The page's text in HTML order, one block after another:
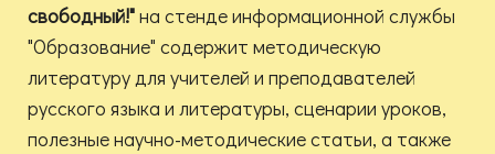
свободный!"на стенде информационной службы
"Образование" содержит методическую
литературу для учителей и преподавателей
русского языка и литературы, сценарии уроков,
полезные научно-методические статьи, а также